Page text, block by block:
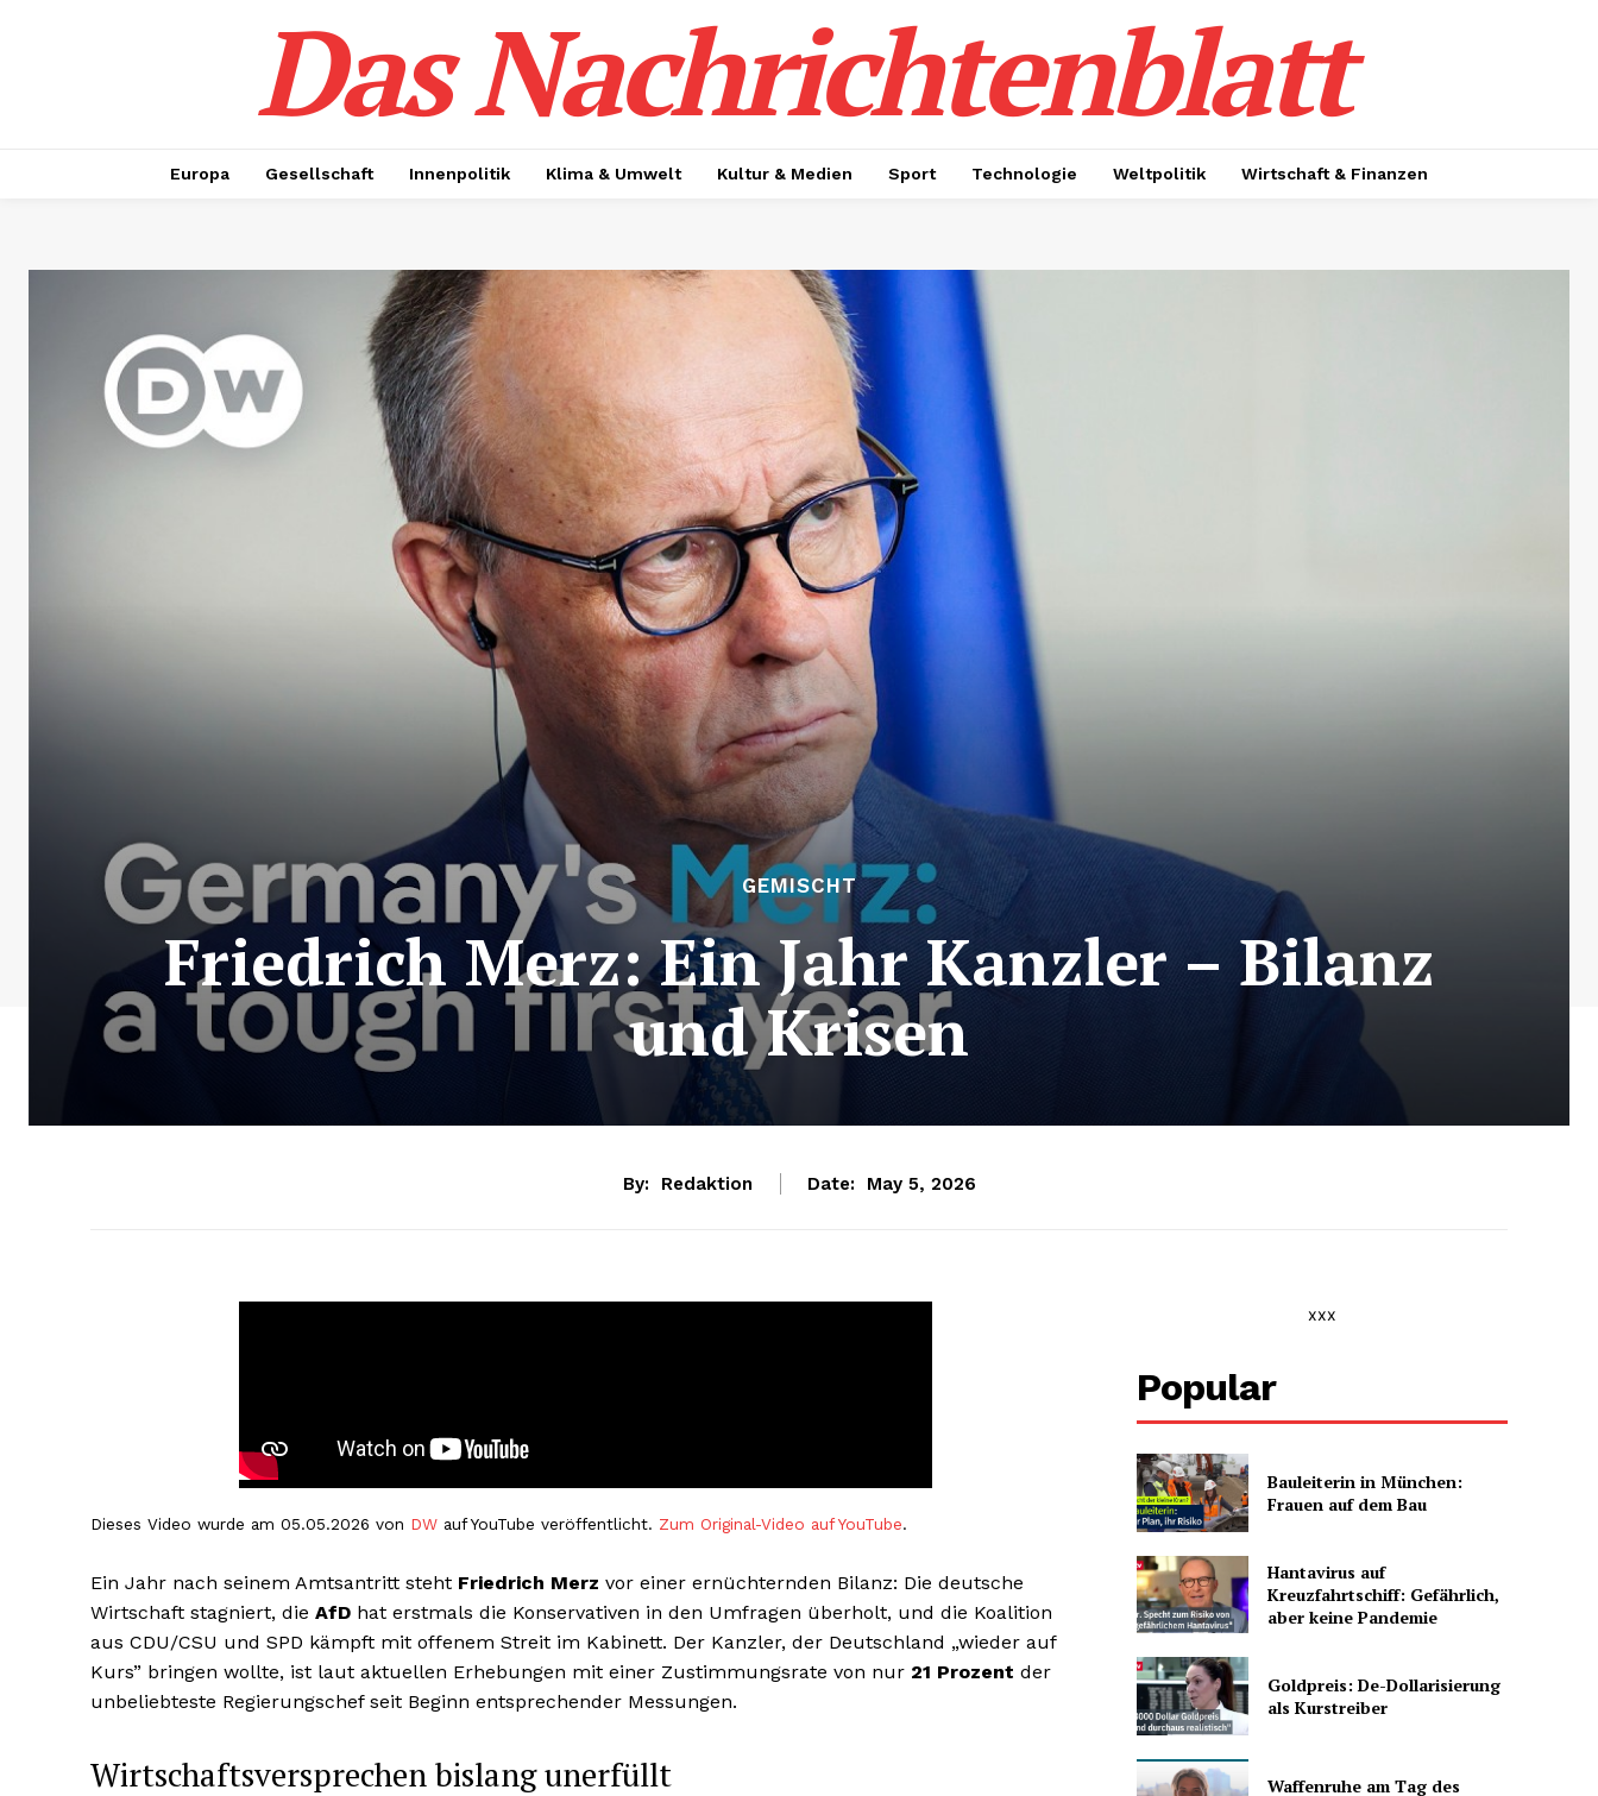
Das Nachrichtenblatt
Europa Gesellschaft Innenpolitik Klima & Umwelt Kultur & Medien Sport Technologie Weltpolitik Wirtschaft & Finanzen
GEMISCHT
Friedrich Merz: Ein Jahr Kanzler – Bilanz
und Krisen
By: Redaktion Date: May 5, 2026
Dieses Video wurde am 05.05.2026 von DW auf YouTube veröffentlicht. Zum Original-Video auf YouTube.
Ein Jahr nach seinem Amtsantritt steht Friedrich Merz vor einer ernüchternden Bilanz: Die deutsche
Wirtschaft stagniert, die AfD hat erstmals die Konservativen in den Umfragen überholt, und die Koalition
aus CDU/CSU und SPD kämpft mit offenem Streit im Kabinett. Der Kanzler, der Deutschland „wieder auf
Kurs” bringen wollte, ist laut aktuellen Erhebungen mit einer Zustimmungsrate von nur 21 Prozent der
unbeliebteste Regierungschef seit Beginn entsprechender Messungen.
Wirtschaftsversprechen bislang unerfüllt
xxx
Popular
Bauleiterin in München:
Frauen auf dem Bau
Hantavirus auf
Kreuzfahrtschiff: Gefährlich,
aber keine Pandemie
Goldpreis: De-Dollarisierung
als Kurstreiber
Waffenruhe am Tag des